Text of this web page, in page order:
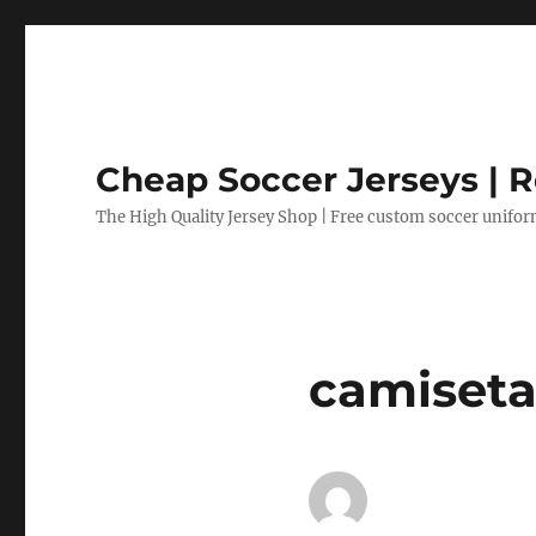
Cheap Soccer Jerseys |
The High Quality Jersey Shop | Free custom soccer